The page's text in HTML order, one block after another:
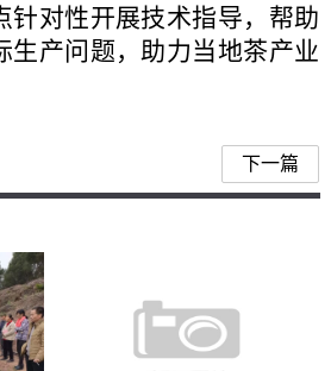
针对性开展技术指导，帮助
生产问题，助力当地茶产业
下一篇